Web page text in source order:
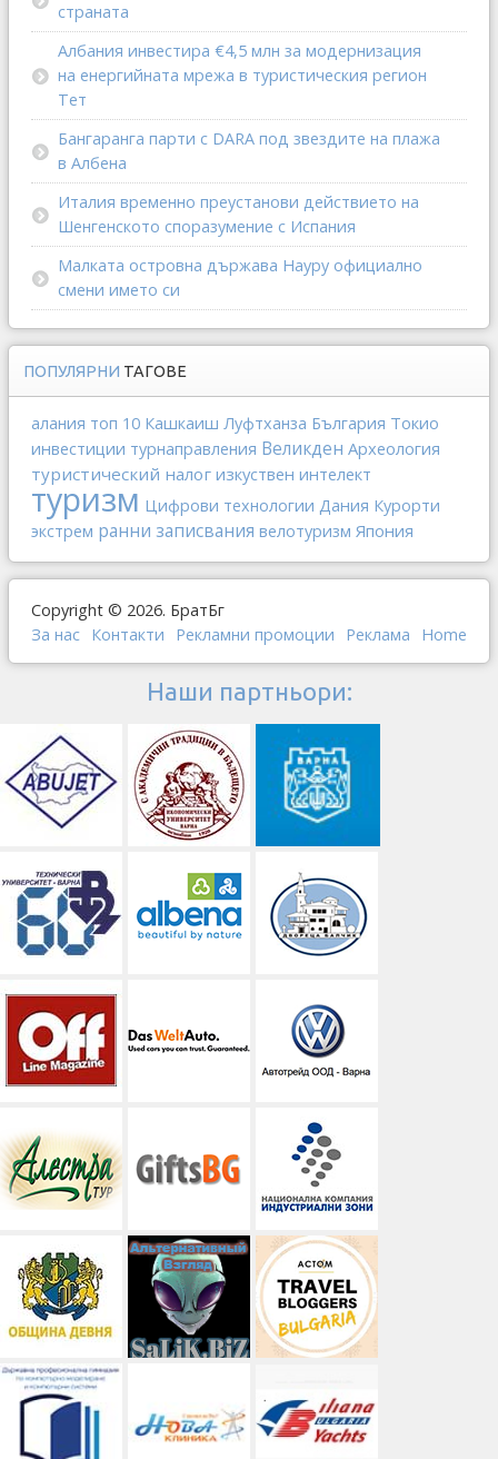
страната
Албания инвестира €4,5 млн за модернизация
на енергийната мрежа в туристическия регион
Тет
Бангаранга парти с DARA под звездите на плажа
в Албена
Италия временно преустанови действието на
Шенгенското споразумение с Испания
Малката островна държава Науру официално
смени името си
ПОПУЛЯРНИ ТАГОВЕ
алания топ 10 Кашкаиш Луфтханза България Токио
инвестиции турнаправления Великден Археология
туристический налог изкуствен интелект
туризм Цифрови технологии Дания Курорти
экстрем ранни записвания велотуризм Япония
Copyright © 2026. БратБг
За нас Контакти Рекламни промоции Реклама Home
Наши партньори: